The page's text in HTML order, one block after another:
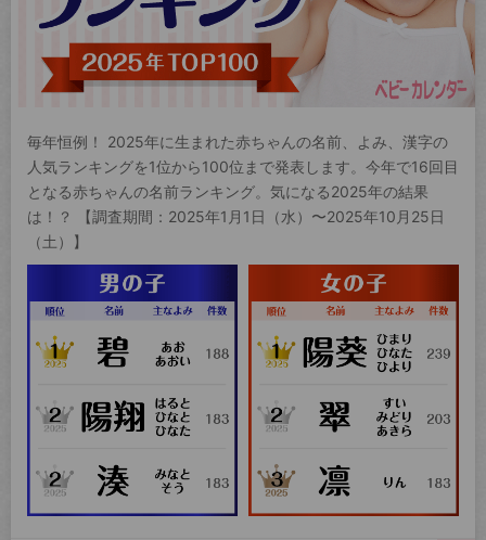
毎年恒例！ 2025年に生まれた赤ちゃんの名前、よみ、漢字の
人気ランキングを1位から100位まで発表します。今年で16回目
となる赤ちゃんの名前ランキング。気になる2025年の結果
は！？ 【調査期間：2025年1月1日（水）〜2025年10月25日
（土）】